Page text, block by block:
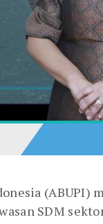
(ABUPI)
SDM